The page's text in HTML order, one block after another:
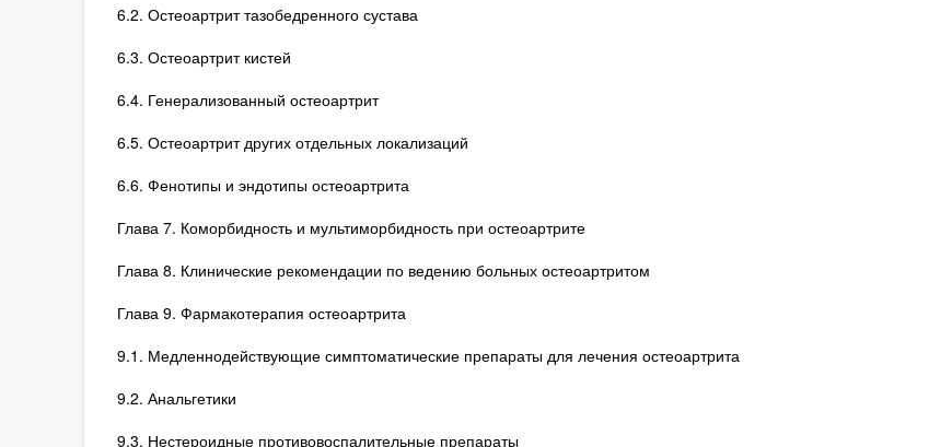
6.2. Остеоартрит тазобедренного сустава
6.3. Остеоартрит кистей
6.4. Генерализованный остеоартрит
6.5. Остеоартрит других отдельных локализаций
6.6. Фенотипы и эндотипы остеоартрита
Глава 7. Коморбидность и мультиморбидность при остеоартрите
Глава 8. Клинические рекомендации по ведению больных остеоартритом
Глава 9. Фармакотерапия остеоартрита
9.1. Медленнодействующие симптоматические препараты для лечения остеоартрита
9.2. Анальгетики
9.3. Нестероидные противовоспалительные препараты